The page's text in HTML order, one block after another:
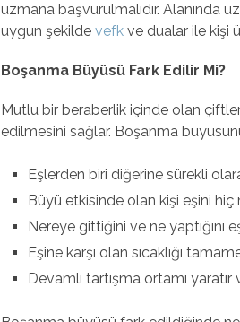
uzmana başvurulmalıdır. Alanında
uygun şekilde vefk ve dualar ile kişi
Boşanma Büyüsü Fark Edilir Mi?
Mutlu bir beraberlik içinde olan
edilmesini sağlar. Boşanma
Eşlerden biri diğerine sürekli
Büyü etkisinde olan kişi eşini
Nereye gittiğini ve ne yaptığını
Eşine karşı olan sıcaklığı
Devamlı tartışma ortamı